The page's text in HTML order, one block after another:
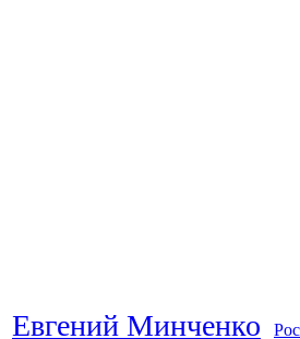
Евгений Минченко